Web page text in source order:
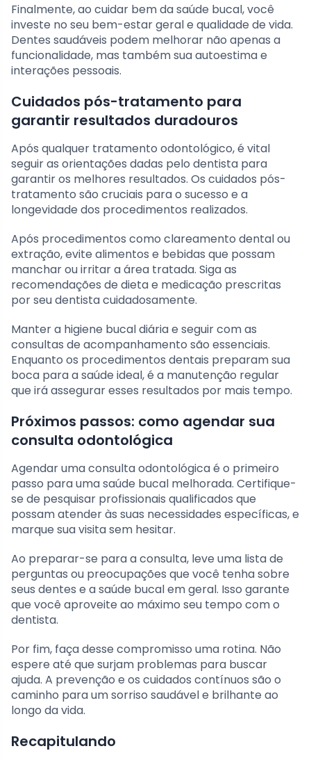
Finalmente, ao cuidar bem da saúde bucal, você
investe no seu bem-estar geral e qualidade de vida.
Dentes saudáveis ​​podem melhorar não apenas a
funcionalidade, mas também sua autoestima e
interações pessoais.
Cuidados pós-tratamento para
garantir resultados duradouros
Após qualquer tratamento odontológico, é vital
seguir as orientações dadas pelo dentista para
garantir os melhores resultados. Os cuidados pós-
tratamento são cruciais para o sucesso e a
longevidade dos procedimentos realizados.
Após procedimentos como clareamento dental ou
extração, evite alimentos e bebidas que possam
manchar ou irritar a área tratada. Siga as
recomendações de dieta e medicação prescritas
por seu dentista cuidadosamente.
Manter a higiene bucal diária e seguir com as
consultas de acompanhamento são essenciais.
Enquanto os procedimentos dentais preparam sua
boca para a saúde ideal, é a manutenção regular
que irá assegurar esses resultados por mais tempo.
Próximos passos: como agendar sua
consulta odontológica
Agendar uma consulta odontológica é o primeiro
passo para uma saúde bucal melhorada. Certifique-
se de pesquisar profissionais qualificados que
possam atender às suas necessidades específicas, e
marque sua visita sem hesitar.
Ao preparar-se para a consulta, leve uma lista de
perguntas ou preocupações que você tenha sobre
seus dentes e a saúde bucal em geral. Isso garante
que você aproveite ao máximo seu tempo com o
dentista.
Por fim, faça desse compromisso uma rotina. Não
espere até que surjam problemas para buscar
ajuda. A prevenção e os cuidados contínuos são o
caminho para um sorriso saudável e brilhante ao
longo da vida.
Recapitulando